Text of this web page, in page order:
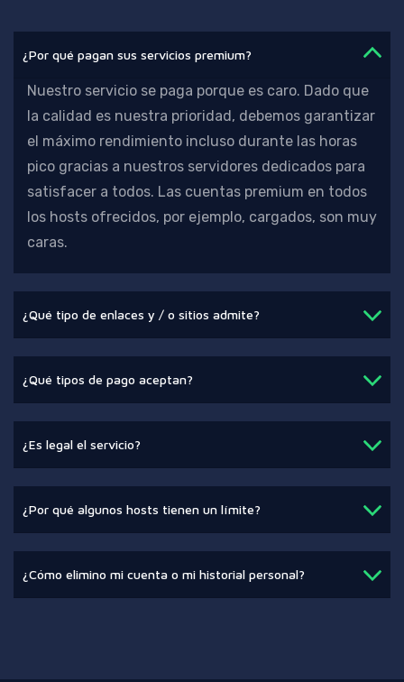
¿Por qué pagan sus servicios premium?
Nuestro servicio se paga porque es caro. Dado que
la calidad es nuestra prioridad, debemos garantizar
el máximo rendimiento incluso durante las horas
pico gracias a nuestros servidores dedicados para
satisfacer a todos. Las cuentas premium en todos
los hosts ofrecidos, por ejemplo, cargados, son muy
caras.
¿Qué tipo de enlaces y / o sitios admite?
¿Qué tipos de pago aceptan?
¿Es legal el servicio?
¿Por qué algunos hosts tienen un límite?
¿Cómo elimino mi cuenta o mi historial personal?